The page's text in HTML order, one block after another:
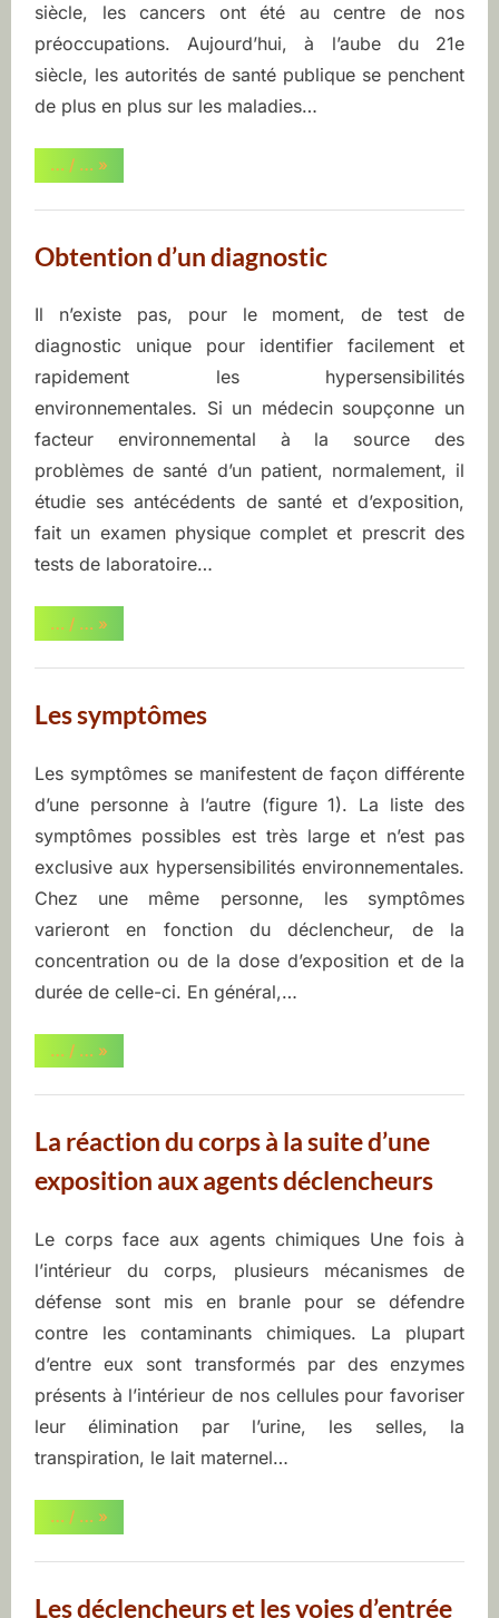
siècle, les cancers ont été au centre de nos
préoccupations. Aujourd’hui, à l’aube du 21e
siècle, les autorités de santé publique se penchent
de plus en plus sur les maladies…
… / … “Combien
de
en
»
Obtention d’un diagnostic
Posted
on
juin
9,
2022
By
ASEQ-
EHAQ
Il n’existe pas, pour le moment, de test de
diagnostic unique pour identifier facilement et
rapidement les hypersensibilités
environnementales. Si un médecin soupçonne un
facteur environnemental à la source des
problèmes de santé d’un patient, normalement, il
étudie ses antécédents de santé et d’exposition,
fait un examen physique complet et prescrit des
tests de laboratoire…
… / … “Obtention
d’un
»
Les symptômes
Posted
on
juin
9,
2022
By
ASEQ-
EHAQ
Les symptômes se manifestent de façon différente
d’une personne à l’autre (figure 1). La liste des
symptômes possibles est très large et n’est pas
exclusive aux hypersensibilités environnementales.
Chez une même personne, les symptômes
varieront en fonction du déclencheur, de la
concentration ou de la dose d’exposition et de la
durée de celle-ci. En général,…
… / … “Les
symptômes”
»
La réaction du corps à la suite d’une
exposition aux agents déclencheurs
Posted
on
juin
9,
2022
By
ASEQ-
EHAQ
Le corps face aux agents chimiques Une fois à
l’intérieur du corps, plusieurs mécanismes de
défense sont mis en branle pour se défendre
contre les contaminants chimiques. La plupart
d’entre eux sont transformés par des enzymes
présents à l’intérieur de nos cellules pour favoriser
leur élimination par l’urine, les selles, la
transpiration, le lait maternel…
… / … “La
réaction
corps
suite
»
Les déclencheurs et les voies d’entrée